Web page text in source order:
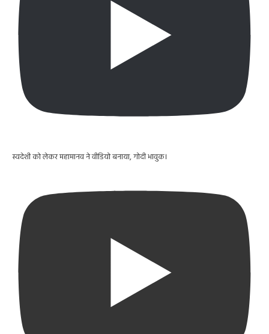
स्वदेशी को लेकर महामानव ने वीडियो बनाया, गोदी भावुक।